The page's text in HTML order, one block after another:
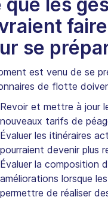
se
est venu de se
de flotte
Revoir et mettre à jour
nouveaux tarifs de
Évaluer les itinéraires
pourraient devenir plus
Évaluer la composition
améliorations lorsque
permettre de réaliser